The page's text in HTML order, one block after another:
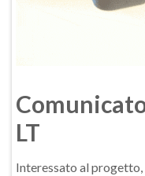
LT
Interessato al progetto,